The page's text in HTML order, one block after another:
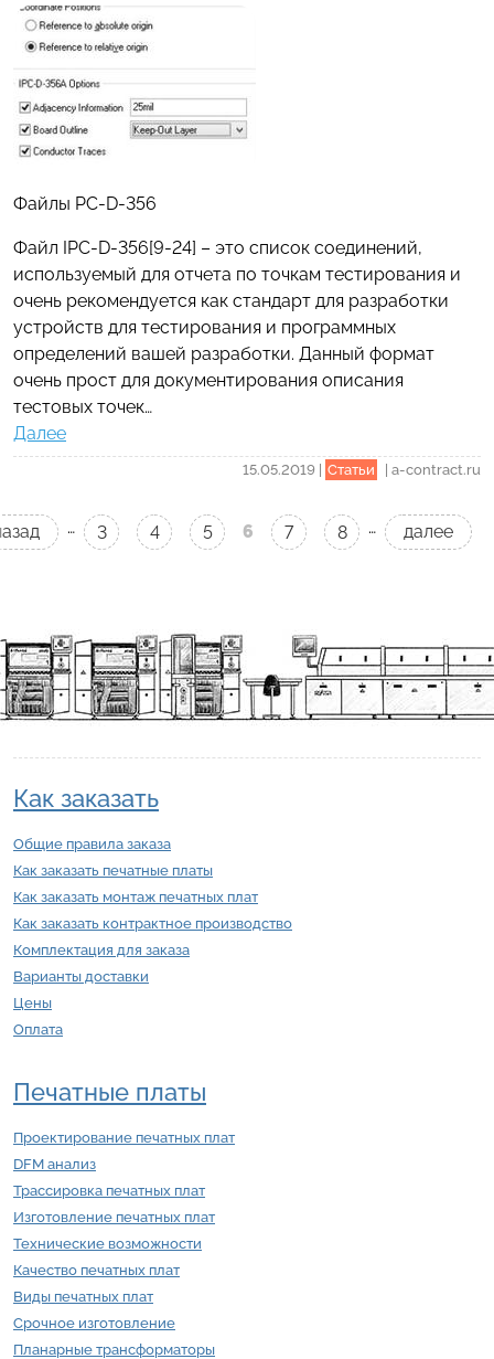
Файлы PC-D-356
Файл IPC-D-356[9-24] – это список соединений,
используемый для отчета по точкам тестирования и
очень рекомендуется как стандарт для разработки
устройств для тестирования и программных
определений вашей разработки. Данный формат
очень прост для документирования описания
тестовых точек…
Далее
15.05.2019 Статьи a-contract.ru
… 3 4 5 6 7 8 … далее
Как заказать
Общие правила заказа
Как заказать печатные платы
Как заказать монтаж печатных плат
Как заказать контрактное производство
Комплектация для заказа
Варианты доставки
Цены
Оплата
Печатные платы
Проектирование печатных плат
DFM анализ
Трассировка печатных плат
Изготовление печатных плат
Технические возможности
Качество печатных плат
Виды печатных плат
Срочное изготовление
Планарные трансформаторы